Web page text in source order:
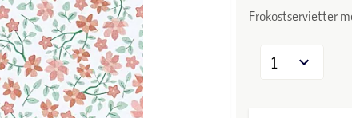
Frokostservietter
1